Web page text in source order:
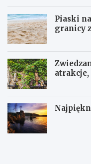
Piaski
granicy
atrakcje,
K
P